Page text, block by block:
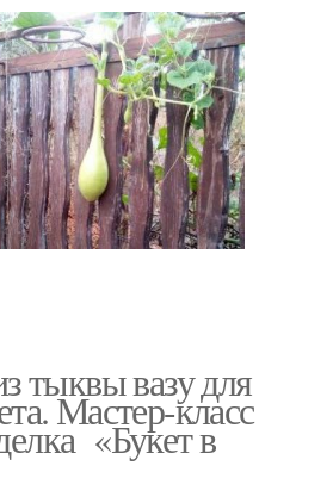
тыквы вазу для
Мастер-класс
«Букет в